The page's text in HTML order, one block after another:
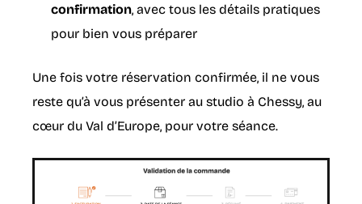
confirmation, avec tous les détails pratiques
pour bien vous préparer
Une fois votre réservation confirmée, il ne vous
reste qu’à vous présenter au studio à Chessy, au
cœur du Val d’Europe, pour votre séance.